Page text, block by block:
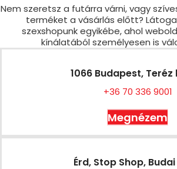
Nem szeretsz a futárra várni, vagy
terméket a vásárlás előtt?
szexshopunk egyikébe, ahol
kínálatából személyesen is
1066 Budapest, Teréz
+36 70 336 9001
Megnézem
Érd, Stop Shop, Budai